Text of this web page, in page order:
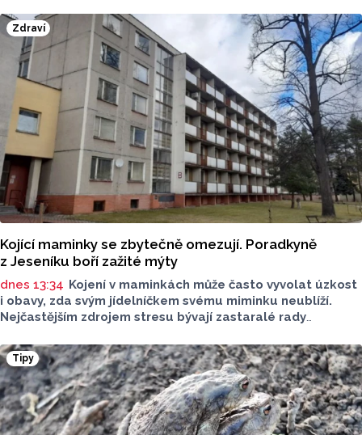
Zdraví
Kojící maminky se zbytečně omezují. Poradkyně
z Jeseníku boří zažité mýty
dnes 13:34 Kojení v maminkách může často vyvolat úzkost
i obavy, zda svým jídelníčkem svému miminku neublíží.
Nejčastějším zdrojem stresu bývají zastaralé rady
se nadýmavým potravinám nebo preventivnímu vyřazování
alergenů. Mýty o stravě při kojení boří laktační poradkyně
z Jeseníku.
Tipy